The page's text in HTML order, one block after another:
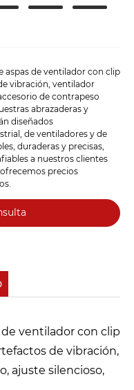
aspas de ventilador con clip
vibración, ventilador
de contrapeso
abrazaderas y
diseñados
de ventiladores y de
duraderas y precisas,
a nuestros clientes
precios
ventilador con clip
de vibración,
ajuste silencioso,